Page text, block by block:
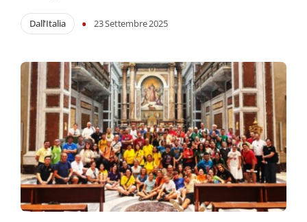
Dall'Italia • 23 Settembre 2025